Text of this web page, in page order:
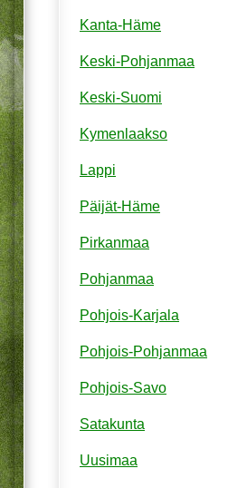
Kanta-Häme
Keski-Pohjanmaa
Keski-Suomi
Kymenlaakso
Lappi
Päijät-Häme
Pirkanmaa
Pohjanmaa
Pohjois-Karjala
Pohjois-Pohjanmaa
Pohjois-Savo
Satakunta
Uusimaa